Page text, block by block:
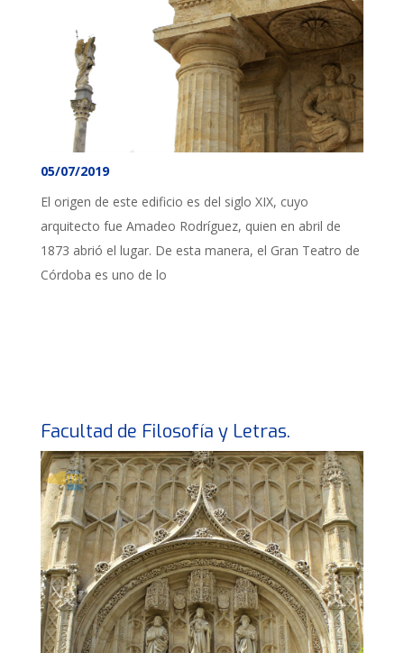
05/07/2019
El origen de este edificio es del siglo XIX, cuyo
arquitecto fue Amadeo Rodríguez, quien en abril de
1873 abrió el lugar. De esta manera, el Gran Teatro de
Córdoba es uno de lo
Facultad de Filosofía y Letras.